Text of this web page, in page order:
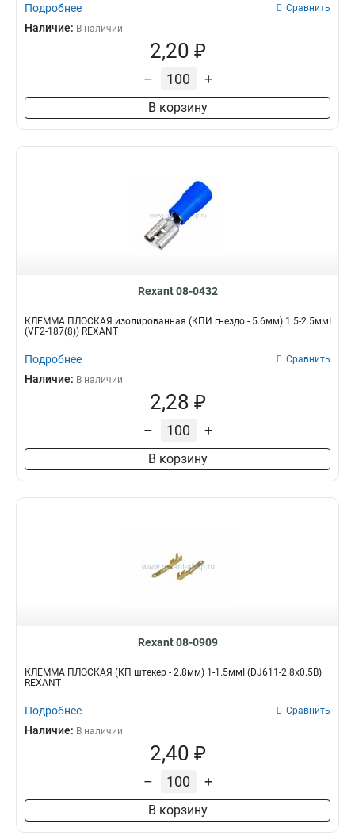
Подробнее Сравнить
Наличие: В наличии
2,20 ₽
– +
В корзину
Rexant 08-0432
КЛЕММА ПЛОСКАЯ изолированная (КПИ гнездо - 5.6мм) 1.5-2.5ммІ
(VF2-187(8)) REXANT
Подробнее Сравнить
Наличие: В наличии
2,28 ₽
– +
В корзину
Rexant 08-0909
КЛЕММА ПЛОСКАЯ (КП штекер - 2.8мм) 1-1.5ммІ (DJ611-2.8х0.5B)
REXANT
Подробнее Сравнить
Наличие: В наличии
2,40 ₽
– +
В корзину